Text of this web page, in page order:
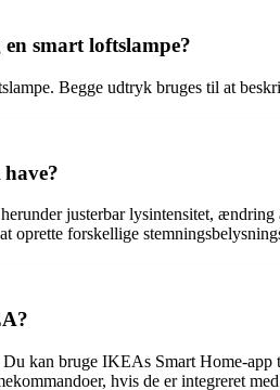
smart loftslampe?
Begge udtryk bruges til at
justerbar lysintensitet,
forskellige
kan bruge IKEAs Smart Home-
hvis de er integreret